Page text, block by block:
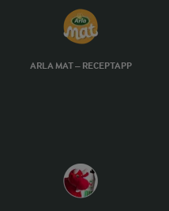
ARLA MAT – RECEPTAPP